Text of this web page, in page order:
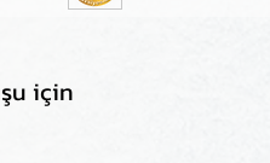
için